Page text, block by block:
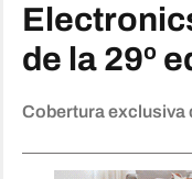
Audio & TV
iTECNO
Celulares
de la 29º
Cobertura exclusiva